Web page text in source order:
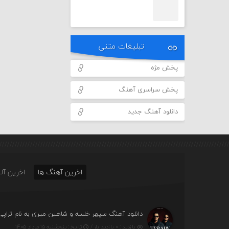
تبلیغات متنی
پخش مژه
پخش سراسری آهنگ
دانلود آهنگ جدید
اخرین آهنگ ها اخرین
دانلود آهنگ سپهر خلسه و شاهین میری به نام
بازدید : ۰ بازدید بار / تاریخ : پنج‌شنبه ۱۵ مرداد ۱۴۰۵